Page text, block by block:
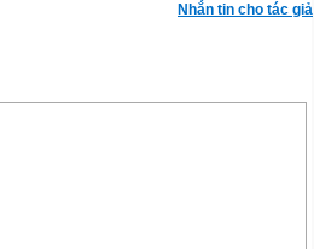
Nhắn tin cho tác giả